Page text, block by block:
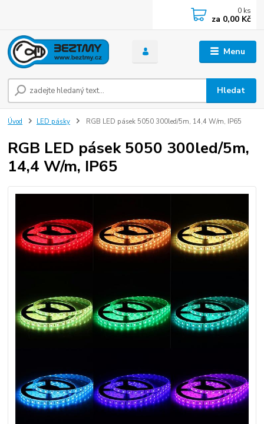
Menu
Hledat
0 ks
za 0,00 Kč
Úvod LED pásky RGB LED pásek 5050 300led/5m, 14,4 W/m, IP65
RGB LED pásek 5050 300led/5m,
14,4 W/m, IP65